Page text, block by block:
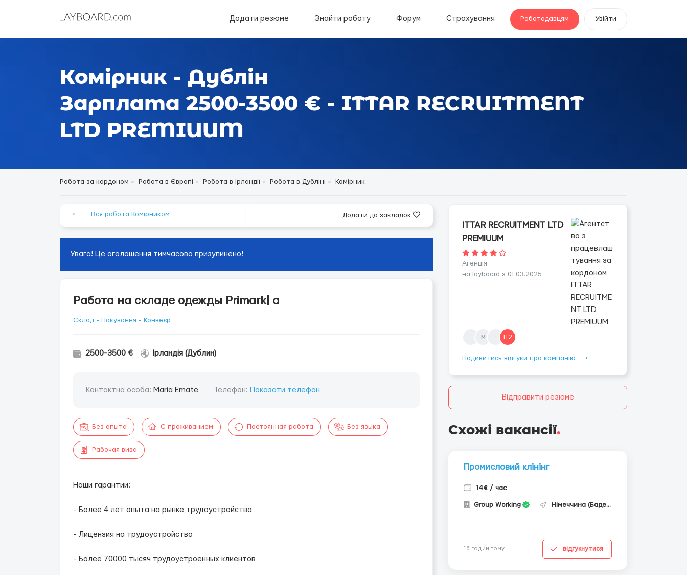
Додати резюме Знайти роботу Форум Страхування Роботодавцям Увійти
Комірник - Дублін
Зарплата 2500-3500 € - ITTAR RECRUITMENT
LTD PREMIUUM
Робота за кордоном Робота в Європі Робота в Ірландії Робота в Дубліні Комірник
⟵ Вся работа Комірником Додати до закладок
Увага! Це оголошення тимчасово призупинено!
Работа на складе одежды Primark| а
Склад - Пакування - Конвеєр
2500-3500 € Ірландія (Дублин)
Контактна особа: Maria Emate Телефон: Показати телефон
Без опыта С проживанием Постоянная работа Без языка
Рабочая виза
Наши гарантии:
- Более 4 лет опыта на рынке трудоустройства
- Лицензия на трудоустройство
- Более 70000 тысяч трудоустроенных клиентов
ITTAR RECRUITMENT LTD
PREMIUUM
Агенція
на layboard з 01.03.2025
м 112
Подивитись відгуки про компанію ⟶
Відправити резюме
Схожі вакансії.
Промисловий клінінг
14€ / час
Group Working Німеччина (Баден-Вюртемберг)
16 годин тому відгукнутися